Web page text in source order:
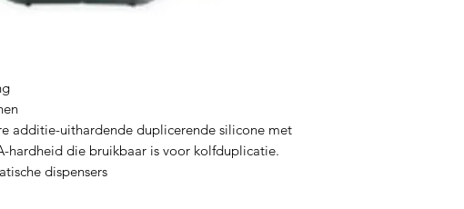
additie-uithardende duplicerende silicone met
hardheid die bruikbaar is voor kolfduplicatie.
dispensers